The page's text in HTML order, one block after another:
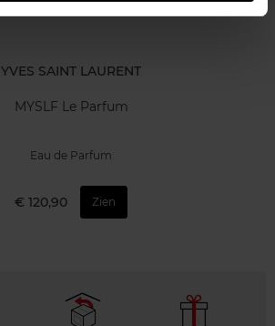
YVES SAINT LAURENT
MYSLF Le Parfum
Eau de Parfum
€ 120,90 Zien